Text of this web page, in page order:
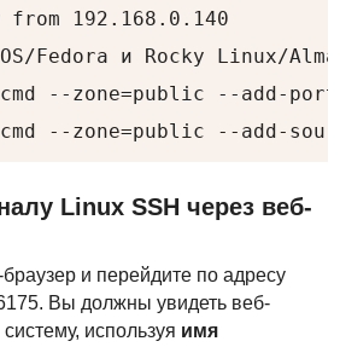
192.168.0.140
Fedora и Rocky Linux/
--zone=public --add-
--zone=public --add-
Linux SSH через веб-
и перейдите по адресу
Вы должны увидеть веб-
используя имя